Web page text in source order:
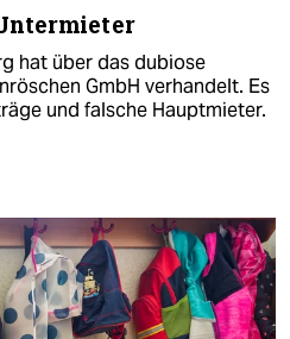
hat über das dubiose
GmbH verhandelt. Es
und falsche Hauptmieter.